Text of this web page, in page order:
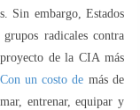
Sin embargo, Estados
radicales contra
de la CIA más
Con un costo de más de
entrenar, equipar y